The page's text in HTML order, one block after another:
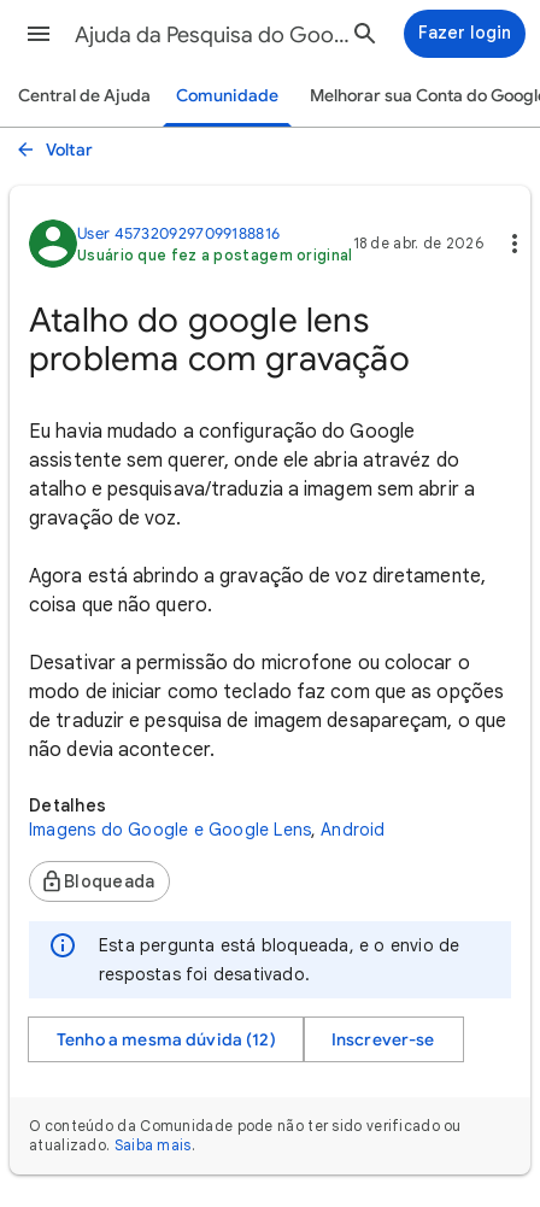
Ajuda da Pesquisa do Google Fazer login
Central de Ajuda Comunidade Melhorar sua Conta do
Voltar
User 4573209297099188816
Usuário que fez a postagem original
18 de abr. de 2026
Atalho do google lens
problema com gravação
Eu havia mudado a configuração do Google
assistente sem querer, onde ele abria atravéz do
atalho e pesquisava/traduzia a imagem sem abrir a
gravação de voz.
Agora está abrindo a gravação de voz diretamente,
coisa que não quero.
Desativar a permissão do microfone ou colocar o
modo de iniciar como teclado faz com que as opções
de traduzir e pesquisa de imagem desapareçam, o que
não devia acontecer.
Detalhes
Imagens do Google e Google Lens, Android
Bloqueada
Esta pergunta está bloqueada, e o envio de
respostas foi desativado.
Tenho a mesma dúvida (12) Inscrever-se
O conteúdo da Comunidade pode não ter sido verificado ou
atualizado. Saiba mais.